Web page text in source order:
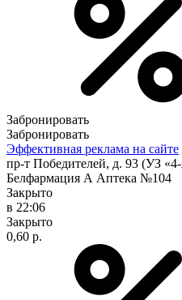
Забронировать
Забронировать
Эффективная реклама на сайте
пр-т Победителей, д. 93 (УЗ «4-
Белфармация А Аптека №104
Закрыто
в 22:06
Закрыто
0,60 р.